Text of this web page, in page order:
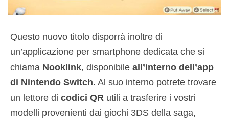
Questo nuovo titolo disporrà inoltre di
un’applicazione per smartphone dedicata che si
chiama Nooklink, disponibile all’interno dell’app
di Nintendo Switch. Al suo interno potrete trovare
un lettore di codici QR utili a trasferire i vostri
modelli provenienti dai giochi 3DS della saga,